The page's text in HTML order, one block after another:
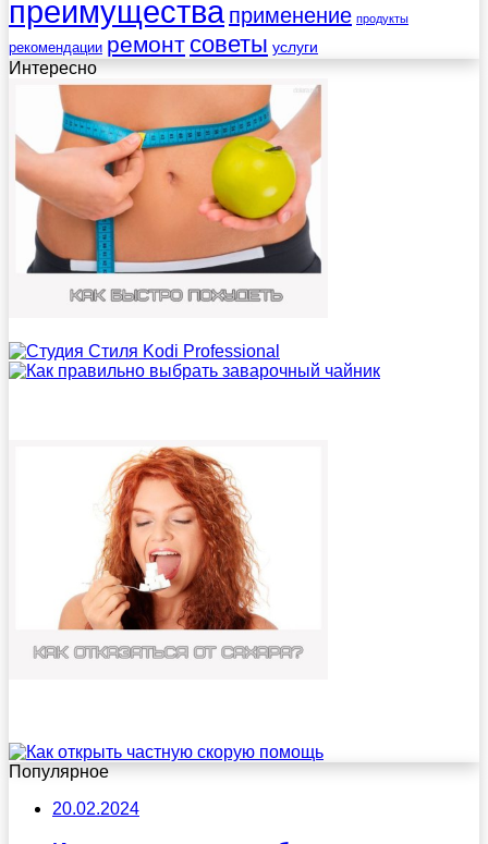
преимущества применение продукты
рекомендации ремонт советы услуги
Интересно
Популярное
20.02.2024